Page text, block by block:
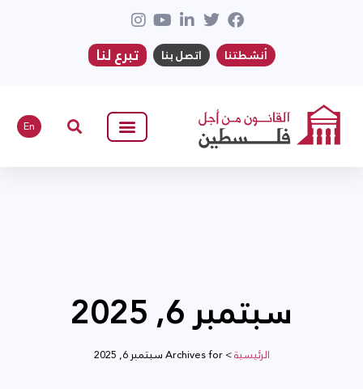
أنشطتنا اتصل بنا تبرع لنا
En
سبتمبر 6, 2025
الرئيسية>Archives for سبتمبر 6, 2025